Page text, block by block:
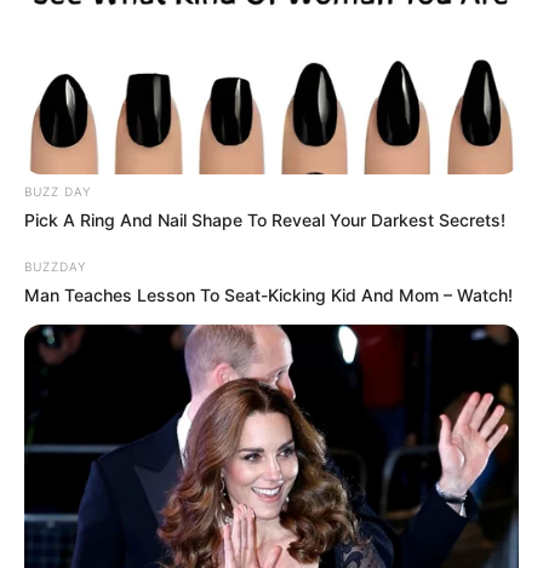
Ambyar! 10 Kalimat Baper
Galau Abis
Fail! 10 Potret Makanan Gagal
Dimasak yang Bikin Kamu
Nggak Selera
BUZZ DAY
Pick A Ring And Nail Shape To Reveal Your Darkest Secrets!
BUZZDAY
Man Teaches Lesson To Seat-Kicking Kid And Mom – Watch!